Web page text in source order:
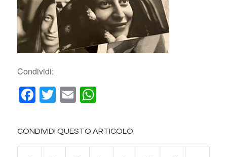
Condividi:
Facebook
Twitter
EmailWhatsApp
CONDIVIDI QUESTO ARTICOLO